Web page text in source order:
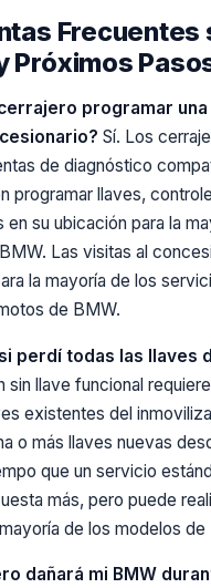
Frecuentes
Próximos
programar
Sí. Los
de diagnóstico
programar llaves,
en su ubicación para la
Las visitas al
la mayoría de los
de BMW.
perdí todas las llaves
sin llave funcional
existentes del
o más llaves nuevas
que un servicio
más, pero puede
de los modelos de
dañará mi BMW